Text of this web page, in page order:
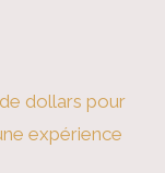
dollars pour
expérience